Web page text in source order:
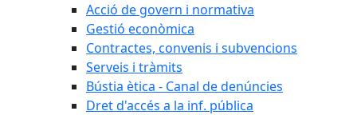
Acció de govern i normativa
Gestió econòmica
Contractes, convenis i subvencions
Serveis i tràmits
Bústia ètica - Canal de denúncies
Dret d'accés a la inf. pública